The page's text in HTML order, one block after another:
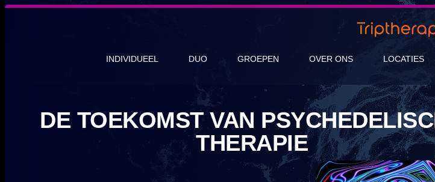
INDIVIDUEEL DUO GROEPEN OVER ONS LOCATIES
DE TOEKOMST VAN
THERAPIE